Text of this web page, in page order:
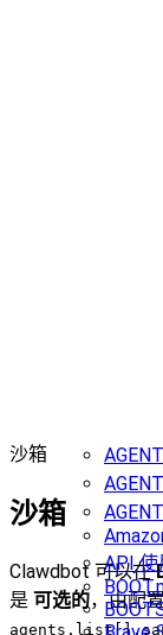
API
沙箱
沙箱
Clawdbot 可以在
是 可选的，由配